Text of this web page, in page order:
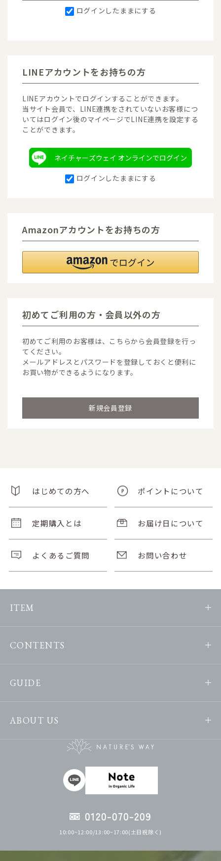
ログインしたままにする
LINEアカウントをお持ちの方
LINEアカウントでログインすることができます。
当サイト会員で、LINE連携をされていないお客様につ
いてはログイン後のマイページでLINE連携を設定する
ことができます。
ネイチャーズウェイ オンラインでログイン
ログインしたままにする
Amazonアカウントをお持ちの方
初めてご利用の方・会員以外の方
初めてご利用のお客様は、こちらから会員登録を行っ
てください。
メールアドレスとパスワードを登録しておくと便利に
お買い物ができるようになります。
はじめての方へ ポイントについて
定期購入とは お届け日について
よくあるご質問 お問い合わせ
ITEM
CONTENTS
GUIDE
ABOUT US
0120-070-209
10:00~12:00/13:00~17:00(土日祝除く)